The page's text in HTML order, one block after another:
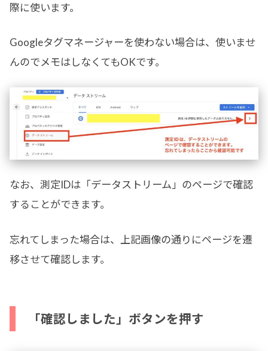
際に使います。
Googleタグマネージャーを使わない場合は、使いませ
んのでメモはしなくてもOKです。
なお、測定IDは「データストリーム」のページで確認
することができます。
忘れてしまった場合は、上記画像の通りにページを遷
移させて確認します。
「確認しました」ボタンを押す